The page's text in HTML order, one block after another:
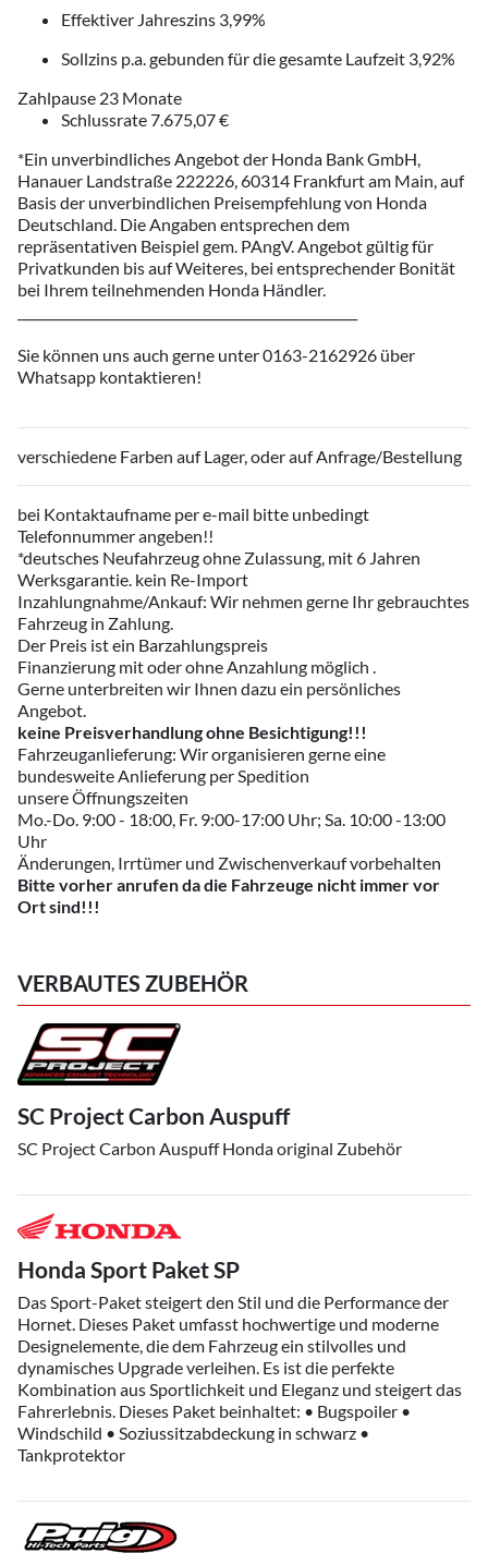
Effektiver Jahreszins 3,99%
Sollzins p.a. gebunden für die gesamte Laufzeit 3,92%
Zahlpause 23 Monate
Schlussrate 7.675,07 €
*Ein unverbindliches Angebot der Honda Bank GmbH,
Hanauer Landstraße 222226, 60314 Frankfurt am Main, auf
Basis der unverbindlichen Preisempfehlung von Honda
Deutschland. Die Angaben entsprechen dem
repräsentativen Beispiel gem. PAngV. Angebot gültig für
Privatkunden bis auf Weiteres, bei entsprechender Bonität
bei Ihrem teilnehmenden Honda Händler.
Sie können uns auch gerne unter 0163-2162926 über
Whatsapp kontaktieren!
verschiedene Farben auf Lager, oder auf Anfrage/Bestellung
bei Kontaktaufname per e-mail bitte unbedingt
Telefonnummer angeben!!
*deutsches Neufahrzeug ohne Zulassung, mit 6 Jahren
Werksgarantie. kein Re-Import
Inzahlungnahme/Ankauf: Wir nehmen gerne Ihr gebrauchtes
Fahrzeug in Zahlung.
Der Preis ist ein Barzahlungspreis
Finanzierung mit oder ohne Anzahlung möglich .
Gerne unterbreiten wir Ihnen dazu ein persönliches
Angebot.
keine Preisverhandlung ohne Besichtigung!!!
Fahrzeuganlieferung: Wir organisieren gerne eine
bundesweite Anlieferung per Spedition
unsere Öffnungszeiten
Mo.-Do. 9:00 - 18:00, Fr. 9:00-17:00 Uhr; Sa. 10:00 -13:00
Uhr
Änderungen, Irrtümer und Zwischenverkauf vorbehalten
Bitte vorher anrufen da die Fahrzeuge nicht immer vor
Ort sind!!!
VERBAUTES ZUBEHÖR
SC Project Carbon Auspuff
SC Project Carbon Auspuff Honda original Zubehör
Honda Sport Paket SP
Das Sport-Paket steigert den Stil und die Performance der
Hornet. Dieses Paket umfasst hochwertige und moderne
Designelemente, die dem Fahrzeug ein stilvolles und
dynamisches Upgrade verleihen. Es ist die perfekte
Kombination aus Sportlichkeit und Eleganz und steigert das
Fahrerlebnis. Dieses Paket beinhaltet: • Bugspoiler •
Windschild • Soziussitzabdeckung in schwarz •
Tankprotektor